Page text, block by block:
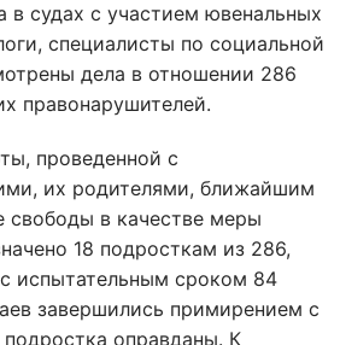
в судах с участием ювенальных
специалисты по социальной
дела в отношении 286
правонарушителей.
проведенной с
их родителями, ближайшим
в качестве меры
18 подросткам из 286,
испытательным сроком 84
завершились примирением с
оправданы. К